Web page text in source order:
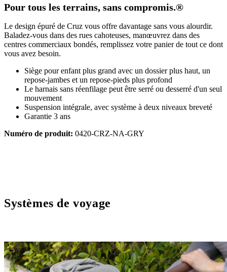
Pour tous les terrains, sans compromis.®
Le design épuré de Cruz vous offre davantage sans vous alourdir.
Baladez-vous dans des rues cahoteuses, manœuvrez dans des
centres commerciaux bondés, remplissez votre panier de tout ce dont
vous avez besoin.
Siège pour enfant plus grand avec un dossier plus haut, un
repose-jambes et un repose-pieds plus profond
Le harnais sans réenfilage peut être serré ou desserré d'un seul
mouvement
Suspension intégrale, avec système à deux niveaux breveté
Garantie 3 ans
Numéro de produit: 0420-CRZ-NA-GRY
Systèmes de voyage